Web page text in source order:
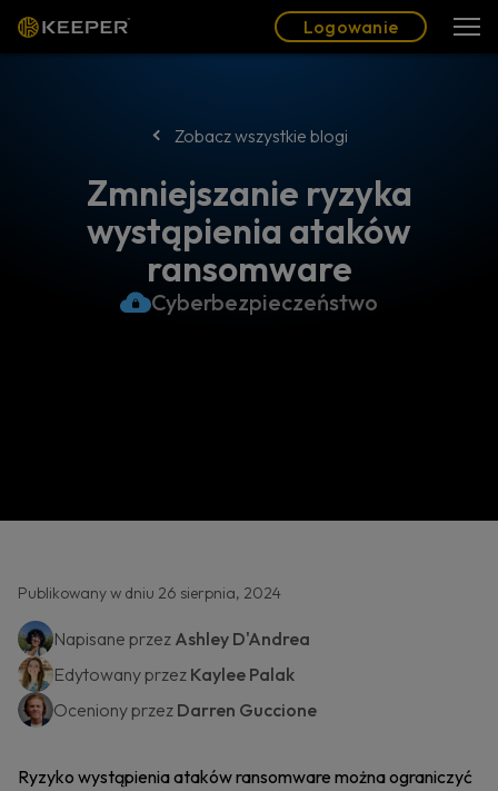
Logowanie
Zobacz wszystkie blogi
Zmniejszanie ryzyka
wystąpienia ataków
ransomware
Cyberbezpieczeństwo
Publikowany w dniu 26 sierpnia, 2024
Napisane przez Ashley D'Andrea
Edytowany przez Kaylee Palak
Oceniony przez Darren Guccione
Ryzyko wystąpienia ataków ransomware można ograniczyć